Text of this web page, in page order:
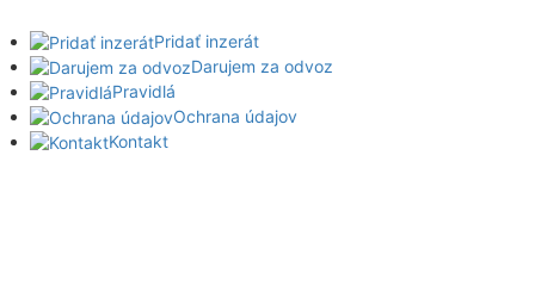
Pridať inzerát
Darujem za odvoz
Pravidlá
Ochrana údajov
Kontakt